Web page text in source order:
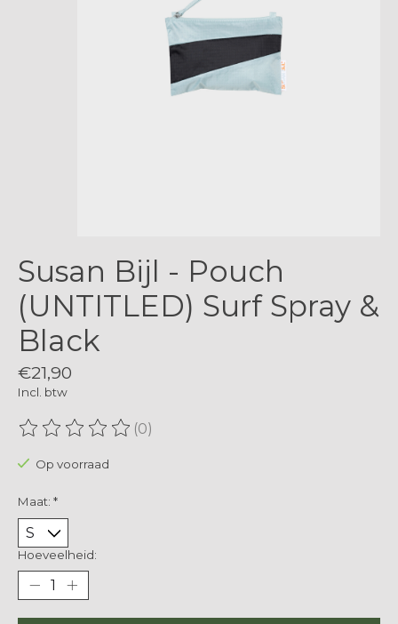
Susan Bijl - Pouch
(UNTITLED) Surf Spray &
Black
€21,90
Incl. btw
De beoordeling van dit product is
(0)
Op voorraad
Maat: *
Hoeveelheid: